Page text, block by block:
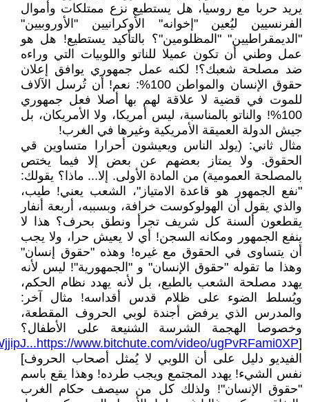
يريد حربا مع روسيا، هل يستطيع نزع ممتلكات وأموال
الفرنسيين ليُعين "إخوانه" الأوكرانيين "الأوروبيين"
"الديمقراطيين" "المظلومين"؟ بالتأكيد يستطيع! هل هو
عمل وطني أن تكون عميلا للناتو واللوبيات التي وراءه
ضد مصلحة شعبك؟! لكنه عمل جمهوري يوافق إعلان
حقوق الإنسان والمواطن 100%: نعم! أن تُرسل الآلاف
للموت في قضية لا علاقة لهم بها أصلا فعل جمهوري
100%! والناتو بالمناسبة، ليس أمريكا، ولا الأمريكان، بل
جيش الدولة العميقة الأمريكية وغيرها في الغرب!
مثال ثاني: (يولد الناس ويعيشون أحرارا متساوين قي
الحقوق. ولا يمتاز بعضهم عن بعض إلا فيما يختص
بالمصلحة العمومية) من المادة الأولى. إلا... ماذا؟ يقولك:
"نفع الجمهور هو قاعدة الامتياز"، الشعب يعني! طيب،
والذي يقول أن الهولوكوست خرافة، وبسببه، أربعة أنفار
يقطعون ألسنة كل شريف تجرأ ونطق بحرف؟ هذا لا
ينفع الجمهور ومكانه السجن! أي لا يعيش حرا، ولا يجب
أن يتساوى في الحقوق مع غيره! وهذه "حقوق إنسان"
وهذا ما تقوله "حقوق الإنسان" و "الجمهورية"! ليس لأنه
يهدد مصلحة الشعب بالطبع، بل لأنه يهدد نظام الحكم،
ويُسلط الضوء على ظلام قدس أقداسه! مثال آخر:
والمدرس الذي يرفض أجندة لوبي الحروف المقطعة،
وخصوصا الهجمة الشرسة الشنيعة على الأطفال؟
[
www.bitchute.com/video/ugPvRFami0XP
الفيديو دليل على أن اللوبي لا يُمثل أصحاب الحروف]
نفس الشيء! يهدد المجتمع ويجب طرده! وهذا يقع باسم
"حقوق الإنسان"! ولذلك كل من سيصف حكام الغرب